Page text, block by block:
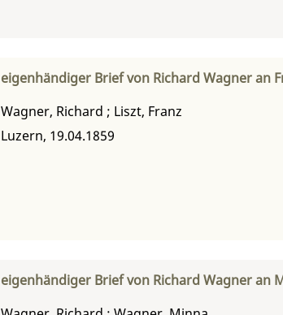
eigenhändiger Brief von Richard Wagner an
Wagner, Richard ; Liszt, Franz
Luzern, 19.04.1859
eigenhändiger Brief von Richard Wagner an